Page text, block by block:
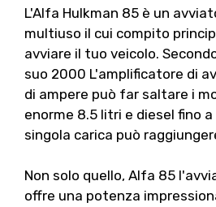
L'Alfa Hulkman 85 è un
multiuso il cui compito
avviare il tuo veicolo.
suo 2000 L'amplificatore di
di ampere può far saltare i
enorme 8.5 litri e diesel fino a
singola carica può
Non solo quello, Alfa 85
offre una potenza